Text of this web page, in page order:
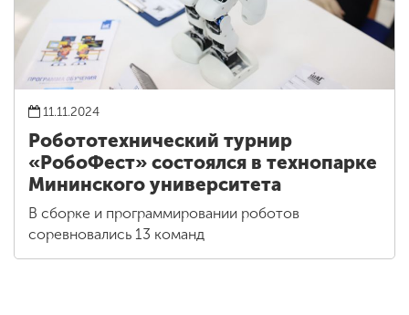
11.11.2024
Робототехнический турнир
«РобоФест» состоялся в технопарке
Мининского университета
В сборке и программировании роботов
соревновались 13 команд